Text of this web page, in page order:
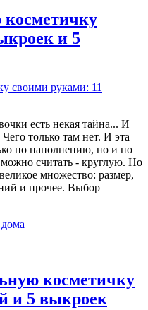
и 5
есть некая тайна... И
только там нет. И эта
по наполнению, но и по
считать - круглую. Но
множество: размер,
и прочее. Выбор
косметичку
и 5 выкроек